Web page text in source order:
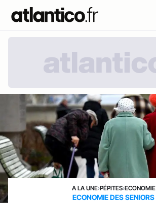
A LA UNE›PÉPITES›ECONOMIE
ECONOMIE DES SENIORS